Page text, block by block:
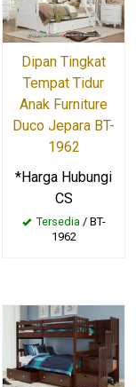
Dipan Tingkat
Tempat Tidur
Anak Furniture
Duco Jepara BT-
1962
*Harga Hubungi
CS
Tersedia/ BT-
1962